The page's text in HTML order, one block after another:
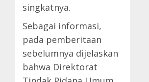
singkatnya.
Sebagai informasi,
pada pemberitaan
sebelumnya dijelaskan
bahwa Direktorat